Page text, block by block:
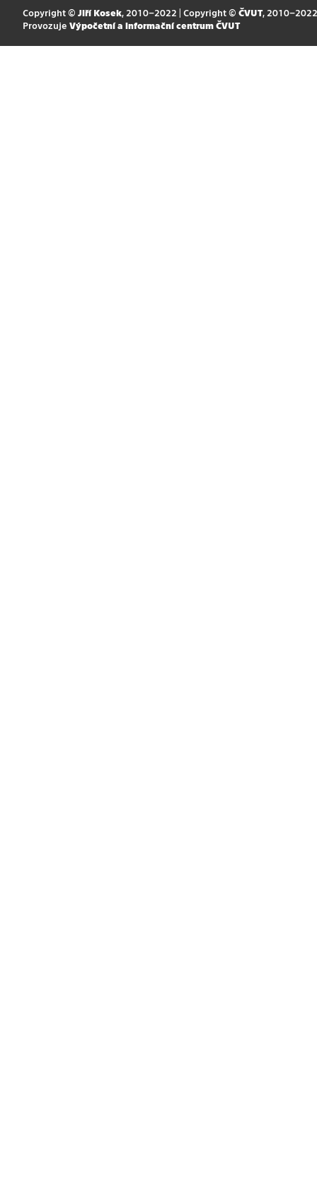
Copyright © Jiří Kosek, 2010–2022 | Copyright © ČVUT, 2010–2022
Provozuje Výpočetní a informační centrum ČVUT